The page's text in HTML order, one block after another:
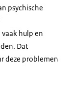
psychische
hulp en
Dat
deze problemen